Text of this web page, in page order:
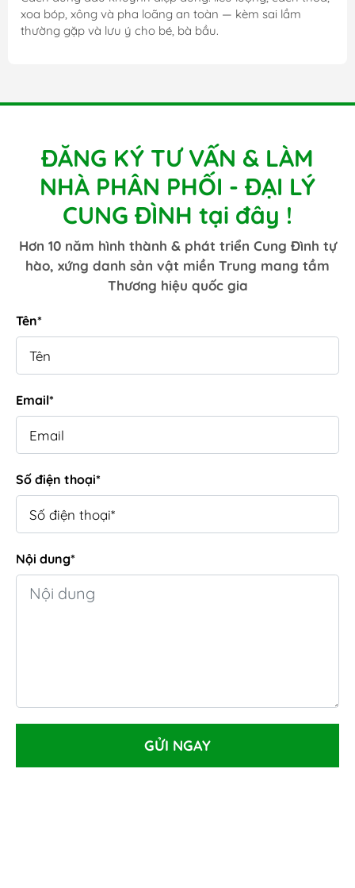
xoa bóp, xông và pha loãng an toàn — kèm sai lầm
thường gặp và lưu ý cho bé, bà bầu.
ĐĂNG KÝ TƯ VẤN & LÀM
NHÀ PHÂN PHỐI - ĐẠI LÝ
CUNG ĐÌNH tại đây !
Hơn 10 năm hình thành & phát triển Cung Đình tự
hào, xứng danh sản vật miền Trung mang tầm
Thương hiệu quốc gia
Tên*
Email*
Số điện thoại*
Nội dung*
GỬI NGAY